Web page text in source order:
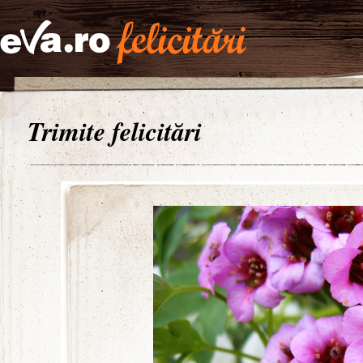
Trimite felicitări